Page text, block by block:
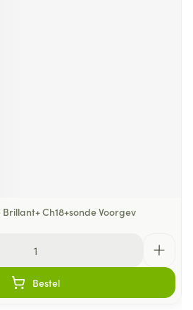
Ch18+sonde Voorgev
Bestel